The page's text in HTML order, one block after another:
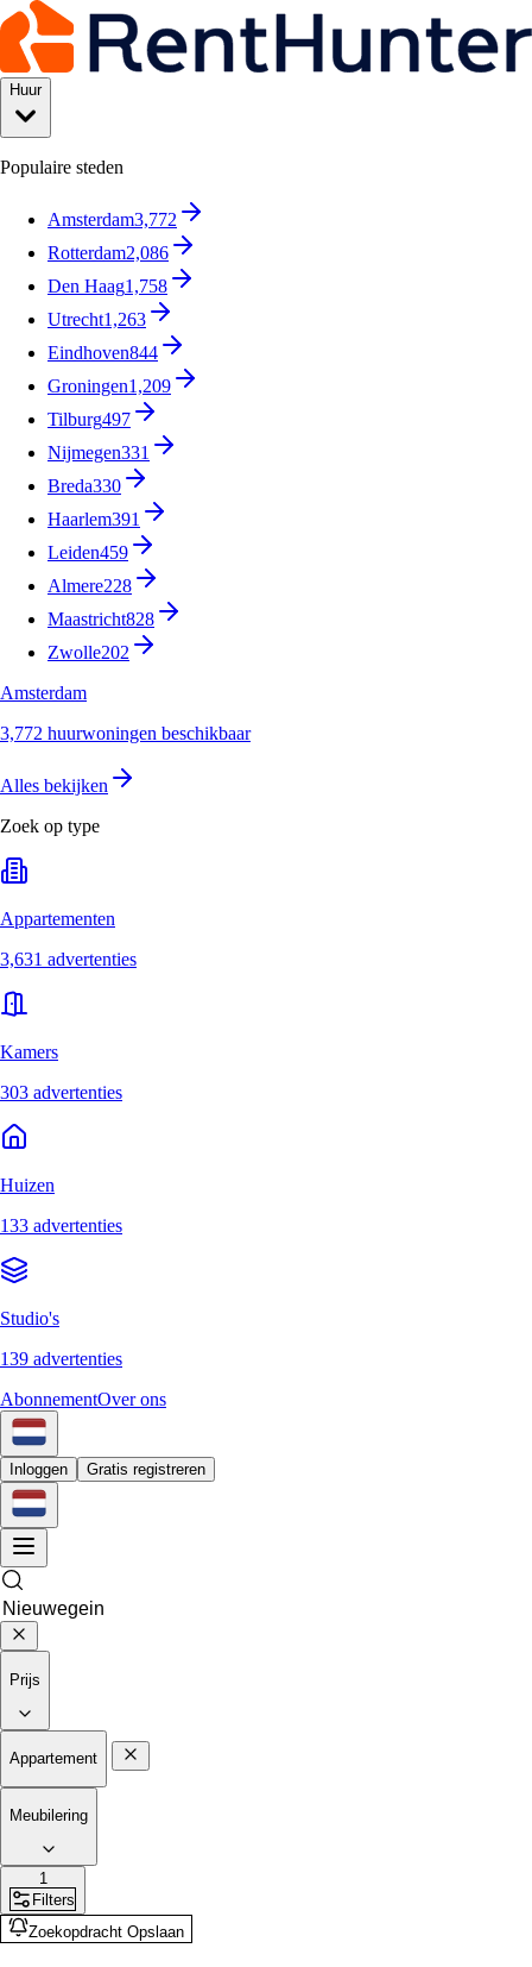
Huur
Populaire steden
Amsterdam3,772
Rotterdam2,086
Den Haag1,758
Utrecht1,263
Eindhoven844
Groningen1,209
Tilburg497
Nijmegen331
Breda330
Haarlem391
Leiden459
Almere228
Maastricht828
Zwolle202
Amsterdam
3,772 huurwoningen beschikbaar
Alles bekijken
Zoek op type
Appartementen
3,631 advertenties
Kamers
303 advertenties
Huizen
133 advertenties
Studio's
139 advertenties
AbonnementOver ons
Inloggen Gratis registreren
Prijs
Appartement
Meubilering
1
Filters
Zoekopdracht Opslaan